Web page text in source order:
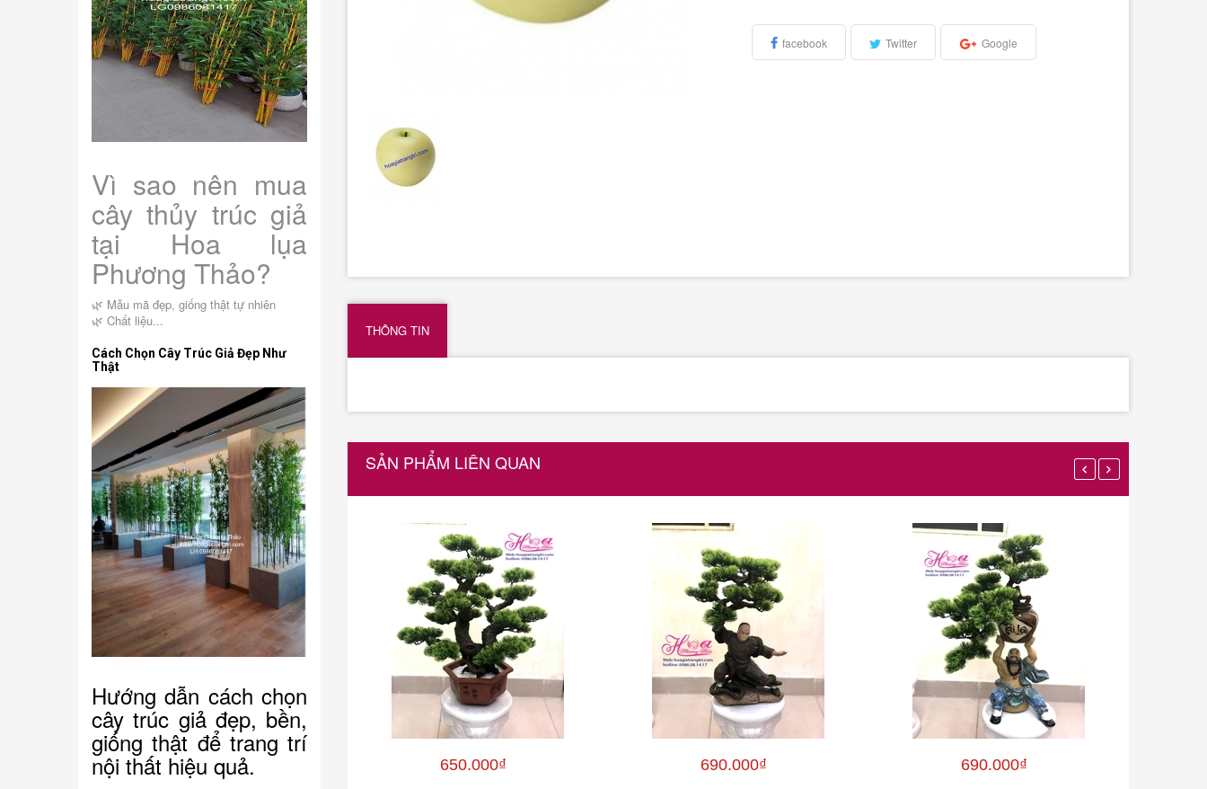
facebook Twitter Google
THÔNG TIN
SẢN PHẨM LIÊN QUAN
150.000₫ 650.000₫ 690.000₫ 690.000₫
Vì sao nên mua
cây thủy trúc giả
tại Hoa lụa
Phương Thảo?
🌿 Mẫu mã đẹp, giống thật tự nhiên
🌿 Chất liệu...
Cách Chọn Cây Trúc Giả Đẹp Như
Thật
Hướng dẫn cách chọn
cây trúc giả đẹp, bền,
giống thật để trang trí
nội thất hiệu quả.